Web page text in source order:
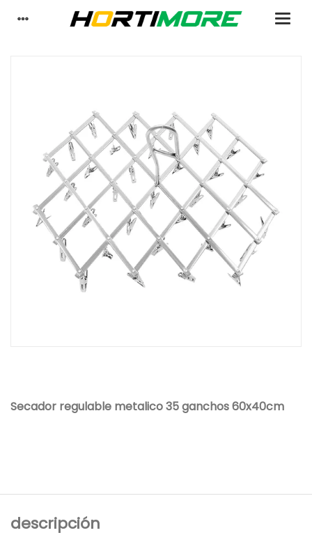
Secador regulable metalico 35 ganchos 60x40cm
descripción